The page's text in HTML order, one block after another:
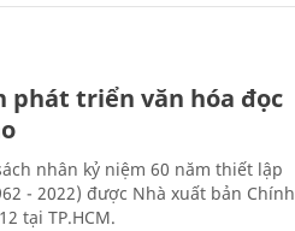
phát triển văn hóa đọc
nhân kỷ niệm 60 năm thiết lập
- 2022) được Nhà xuất bản Chính
tại TP.HCM.